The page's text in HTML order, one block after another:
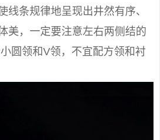
线条规律地呈现出井然有序、
美，一定要注意左右两侧结的
圆领和V领，不宜配方领和衬